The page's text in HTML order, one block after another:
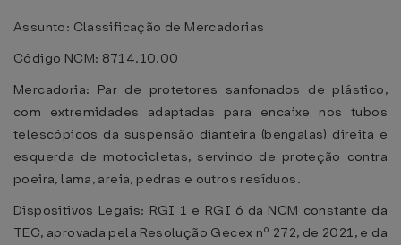
Assunto: Classificação de Mercadorias
Código NCM: 8714.10.00
Mercadoria: Par de protetores sanfonados de plástico,
com extremidades adaptadas para encaixe nos tubos
telescópicos da suspensão dianteira (bengalas) direita e
esquerda de motocicletas, servindo de proteção contra
poeira, lama, areia, pedras e outros resíduos.
Dispositivos Legais: RGI 1 e RGI 6 da NCM constante da
TEC, aprovada pela Resolução Gecex nº 272, de 2021, e da